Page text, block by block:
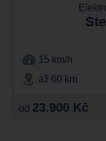
15 km/h
až 60 km
od 23.900 Kč